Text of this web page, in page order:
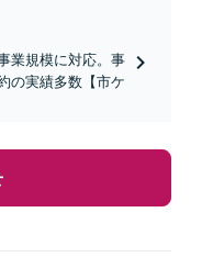
業規模に対応。事
の実績多数【市ケ